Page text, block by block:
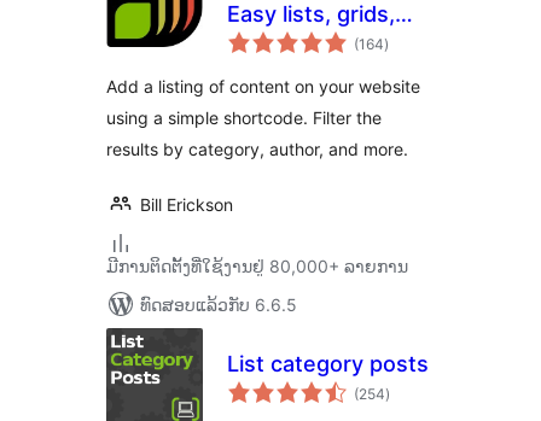
Easy lists, grids,
navigation, and
(164ຄະແນນ
ທັງໝົດ
)
Add a listing of content on your website
using a simple shortcode. Filter the
results by category, author, and more.
Bill Erickson
ມີການຕິດຕັ້ງທີ່ໃຊ້ງານຢູ່ 80,000+ ລາຍການ
ທົດສອບແລ້ວກັບ 6.6.5
List category posts
(254ຄະແນນ
ທັງໝົດ
)